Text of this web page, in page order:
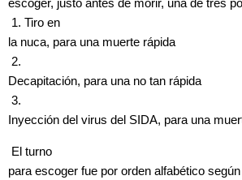
escoger, justo antes de morir, una de tres
1. Tiro en
la nuca, para una muerte rápida
2.
Decapitación, para una no tan rápida
3.
Inyección del virus del SIDA, para una
El turno
para escoger fue por orden alfabético